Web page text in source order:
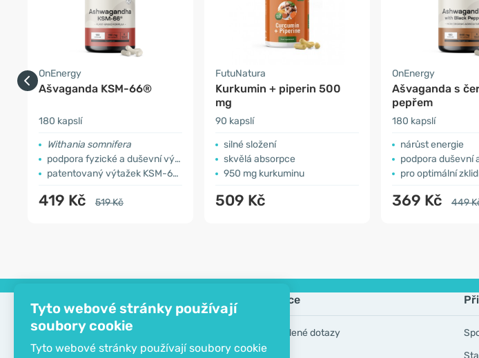
Tyto webové stránky používají
soubory cookie
Tyto webové stránky používají soubory cookie
OnEnergy
Ašvaganda KSM-66®
180 kapslí
Withania somnifera
podpora fyzické a duševní výkonnosti
patentovaný výtažek KSM-66®
419 Kč 519 Kč
FutuNatura
Kurkumin + piperin 500
mg
90 kapslí
silné složení
skvělá absorpce
950 mg kurkuminu
509 Kč
OnEnergy
Ašvaganda s
pepřem
180 kapslí
nárůst energie
podpora duševní a
pro optimální
369 Kč 449
Společnost
Kontakt
O společnosti
Informace
Často kladené dotazy
Výrobci